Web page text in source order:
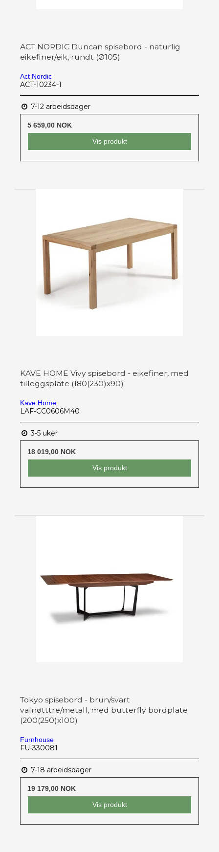
ACT NORDIC Duncan spisebord - naturlig
eikefiner/eik, rundt (Ø105)
Act Nordic
ACT-10234-1
7-12 arbeidsdager
5 659,00 NOK
Vis produkt
KAVE HOME Vivy spisebord - eikefiner, med
tilleggsplate (180(230)x90)
Kave Home
LAF-CC0606M40
3-5 uker
18 019,00 NOK
Vis produkt
Tokyo spisebord - brun/svart
valnøtttre/metall, med butterfly bordplate
(200(250)x100)
Furnhouse
FU-330081
7-18 arbeidsdager
19 179,00 NOK
Vis produkt